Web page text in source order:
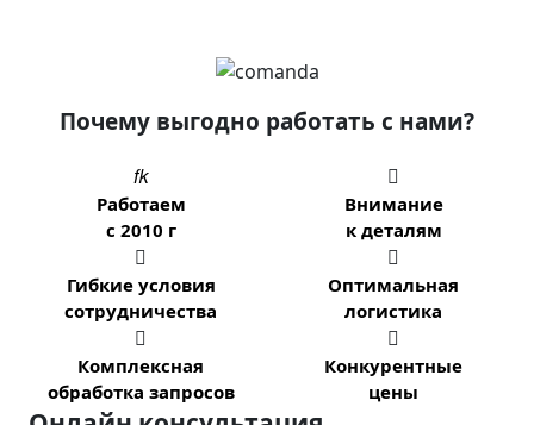
Почему выгодно работать с нами?

Работаем
с 2010 г

Внимание
к деталям

Гибкие условия
сотрудничества

Оптимальная
логистика

Комплексная
обработка запросов

Конкурентные
цены